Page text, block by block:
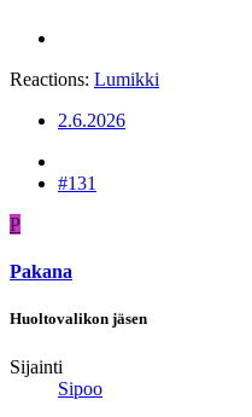
Reactions: Lumikki
2.6.2026
#131
P
Pakana
Huoltovalikon jäsen
Sijainti
Sipoo